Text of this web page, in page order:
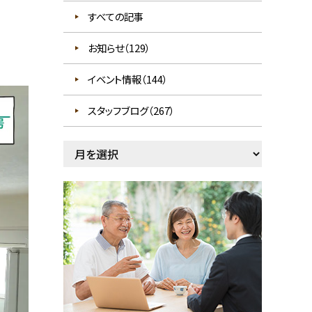
すべての記事
お知らせ（129）
イベント情報（144）
スタッフブログ（267）